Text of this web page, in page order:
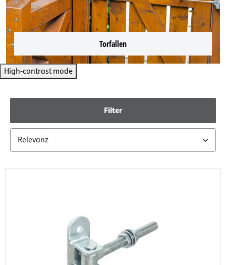
Torfallen
High-contrast mode
Filter